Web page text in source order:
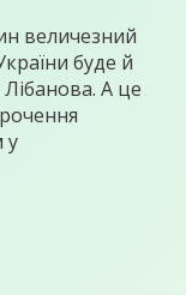
величезний
буде й
А це
у